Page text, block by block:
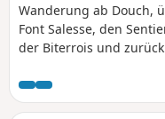
Wanderung ab Douch,
Font Salesse, den
der Biterrois und